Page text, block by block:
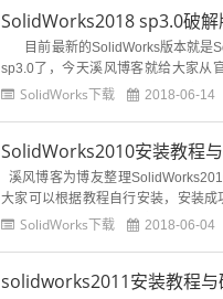
目前最新的SolidWorks版本就是
sp3.0了，今天溪风博客就给大家从
Works2018 sp3.0的下载安装包提供
SolidWorks下载 2018-06-14
SolidWorks2010安装教程
溪风博客为博友整理
大家可以根据教程自行安装，安装成
享奥。SolidWorks2010安装前准备：
SolidWorks下载 2018-06-04
solidworks2011安装教程与